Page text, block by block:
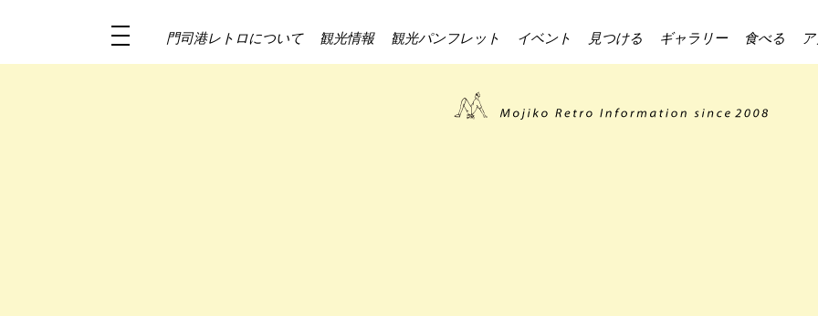
門司港レトロについて 観光情報 観光パンフレット イベント 見つける ギャラリー 食べる